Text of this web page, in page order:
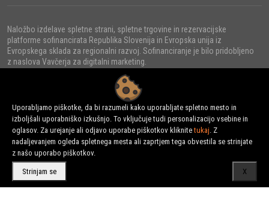
Zanesljivost
Kot pri vseh orodjih in opremi Husqvarna, tudi AME 1600
komplet stoji za zanesljivostjo in vzdržljivostjo. Gradbena
podjetja lahko računajo na te betonske vibratorje za
dolgotrajno in zanesljivo delovanje, kar zmanjšuje potrebo po
vzdrževanju in povečuje učinkovitost na delovišču.
Zaključek
Uporabljamo piškotke, da bi razumeli kako uporabljate spletno mesto in
izboljšali uporabniško izkušnjo. To vključuje tudi personalizacijo vsebine in
oglasov. Za urejanje ali odjavo uporabe piškotkov kliknitetukaj. Z
nadaljevanjem ogleda spletnega mesta ali zaprtjem tega obvestila se strinjate
z našo uporabo piškotkov.
Strinjam se X
Naložbo izdelave spletne strani, spletne trgovine in rezervacijske
platforme sofinancirata Republika Slovenija in Evropska unija iz
Evropskega sklada za regionalni razvoj. Sofinanciranje je bilo pridobljeno
z naslova Vavčerja za digitalni marketing.
© 2022 - URNI d.o.o., Vse pravice pridržane.